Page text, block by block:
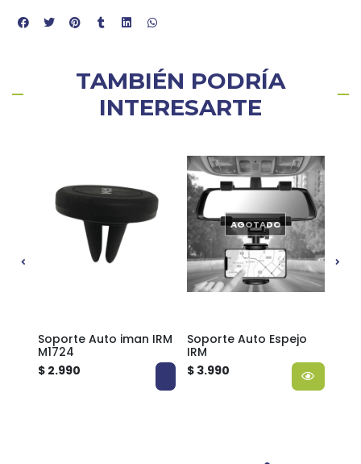
TAMBIÉN PODRÍA
INTERESARTE
Soporte Auto iman IRM
M1724
$ 2.990
AGOTADO
Soporte Auto Espejo
IRM
$ 3.990